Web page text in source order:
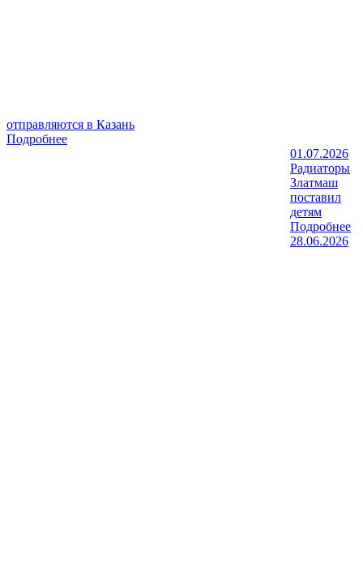
отправляются в Казань
Подробнее
01.07.2026
Радиаторы
Златмаш
поставил
детям
Подробнее
28.06.2026